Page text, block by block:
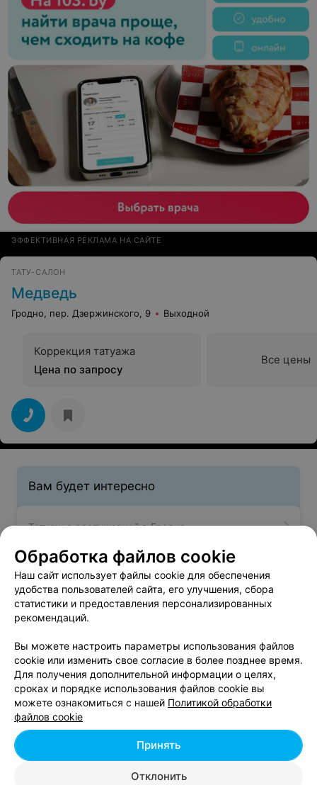
ЭФФЕКТИВНАЯ РЕКЛАМА НА САЙТЕ
ТАТУ-САЛОН
Медведь
Гродно, пер. Дзержинского, 9 Выходной
Коррекция татуажа
Цена по запросу
Все цены
Вам будет интересно
Татуаж с растушевкой в Гродно
Татуаж бровей в Гродно
Татуаж верхнего века в Гродно
Добавить компанию
Добавить специалиста
Обработка файлов cookie
Наш сайт использует файлы cookie для обеспечения
удобства пользователей сайта, его улучшения, сбора
статистики и предоставления персонализированных
рекомендаций.
Вы можете настроить параметры использования файлов
cookie или изменить свое согласие в более позднее время.
Для получения дополнительной информации о целях,
сроках и порядке использования файлов cookie вы
можете ознакомиться с нашей Политикой обработки
файлов cookie
Отклонить
Принять